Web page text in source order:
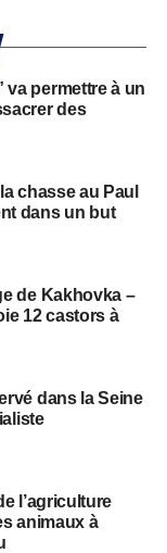
va permettre à un
des
chasse au Paul
dans un but
de Kakhovka –
12 castors à
dans la Seine
l’agriculture
animaux à